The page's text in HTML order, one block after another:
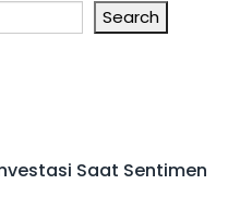
Search
Saat Sentimen